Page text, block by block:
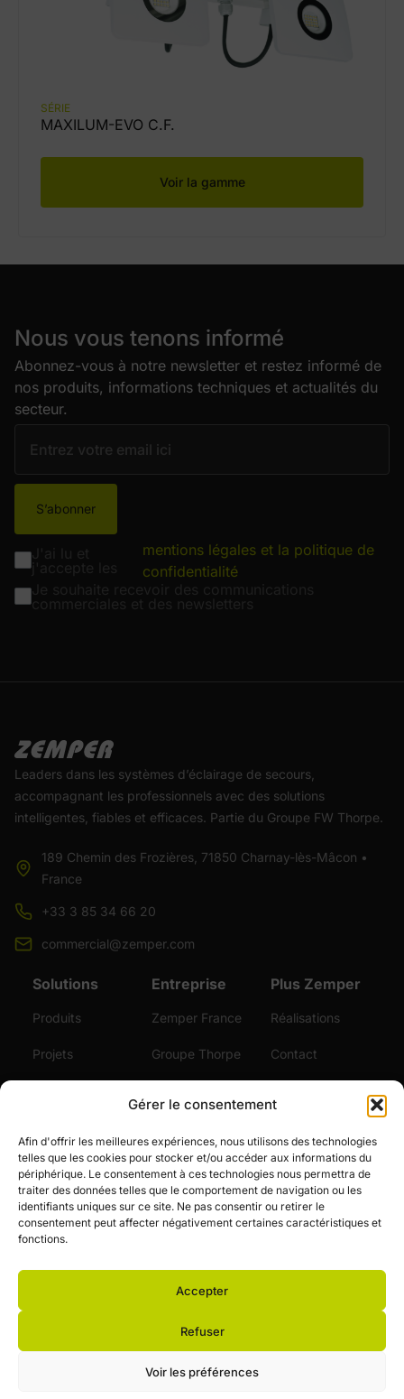
Gérer le consentement
Afin d'offrir les meilleures expériences, nous utilisons des technologies
telles que les cookies pour stocker et/ou accéder aux informations du
périphérique. Le consentement à ces technologies nous permettra de
traiter des données telles que le comportement de navigation ou les
identifiants uniques sur ce site. Ne pas consentir ou retirer le
consentement peut affecter négativement certaines caractéristiques et
fonctions.
Accepter
Refuser
Voir les préférences
SÉRIE
MAXILUM-EVO C.F.
Voir la gamme
Nous vous tenons informé
Abonnez-vous à notre newsletter et restez informé de
nos produits, informations techniques et actualités du
secteur.
S’abonner
mentions légales et la politique de
confidentialité
Leaders dans les systèmes d’éclairage de secours,
accompagnant les professionnels avec des solutions
intelligentes, fiables et efficaces. Partie du Groupe FW Thorpe.
189 Chemin des Frozières, 71850 Charnay-lès-Mâcon •
France
+33 3 85 34 66 20
commercial@zemper.com
Solutions
Produits
Projets
Entreprise
Zemper France
Groupe Thorpe
Actualités
Emploi
Plus Zemper
Réalisations
Contact